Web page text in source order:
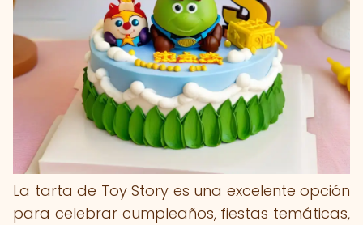
La tarta de Toy Story es una excelente opción
para celebrar cumpleaños, fiestas temáticas,